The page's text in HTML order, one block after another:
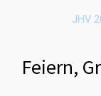
JHV
Feiern,